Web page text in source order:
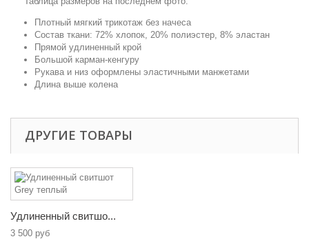
Плотный мягкий трикотаж без начеса
Состав ткани: 72% хлопок, 20% полиэстер, 8% эластан
Прямой удлиненный крой
Большой карман-кенгуру
Рукава и низ оформлены эластичными манжетами
Длина выше колена
ДРУГИЕ ТОВАРЫ
Удлиненный свитшо...
3 500 руб